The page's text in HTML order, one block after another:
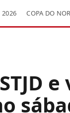
2026 COPA DO